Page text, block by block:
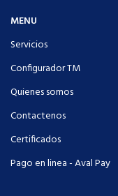
MENU
Servicios
Configurador TM
Quienes somos
Contactenos
Certificados
Pago en linea - Aval Pay